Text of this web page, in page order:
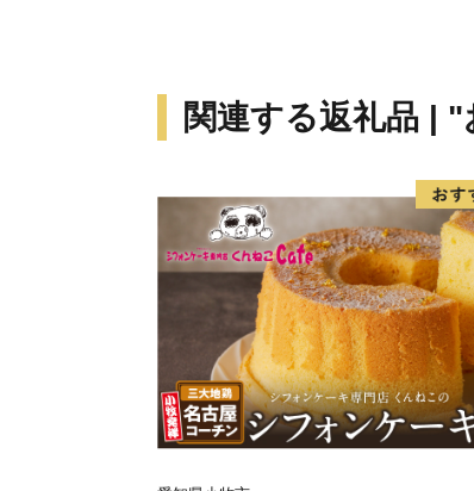
関連する返礼品 |